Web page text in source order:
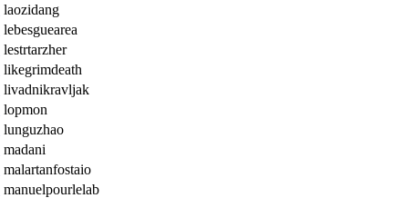
laozidang
lebesguearea
lestrtarzher
likegrimdeath
livadnikravljak
lopmon
lunguzhao
madani
malartanfostaio
manuelpourlelab